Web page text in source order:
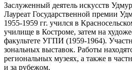
Заслуженный деятель искусств
Лауреат Государственной премии
1955-1959 гг. учился в
училище в Костроме, затем на
факультете УГПИ (1959-1964).
зональных выставок. Работы
региональных музеях, а также в
и за рубежом.